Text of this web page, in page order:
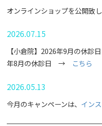
オンラインショップを公開致
2026.07.15
【小倉院】2026年9月の休
年8月の休診日 →
こちら
2026.05.13
今月のキャンペーンは、 イン